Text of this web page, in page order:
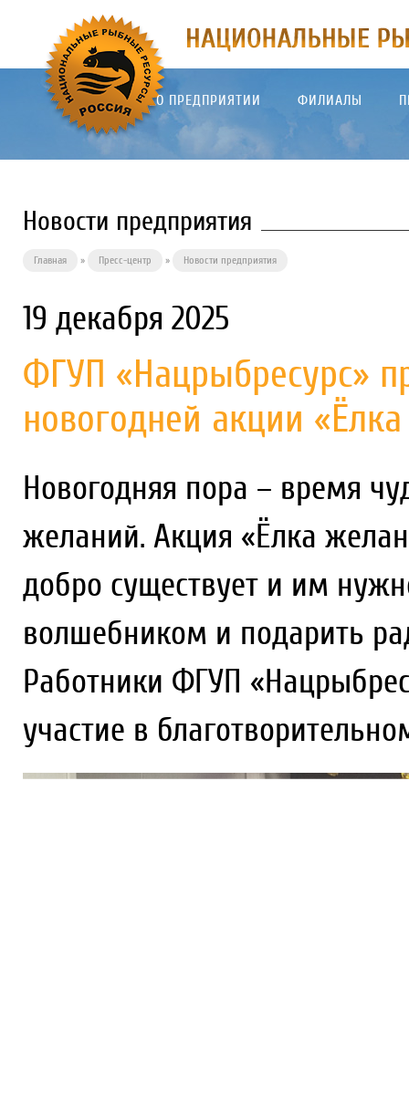
О ПРЕДПРИЯТИИ ФИЛИАЛЫ
Новости предприятия
Главная » Пресс-центр » Новости предприятия
19 декабря 2025
ФГУП «Нацрыбресурс»
новогодней акции
Новогодняя пора – время
желаний. Акция «Ёлка
добро существует и им
волшебником и подарить
Работники ФГУП
участие в